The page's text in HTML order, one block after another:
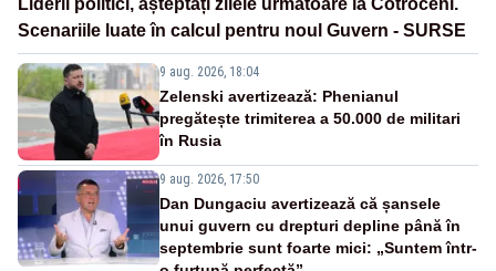
Liderii politici, așteptați zilele următoare la Cotroceni.
Scenariile luate în calcul pentru noul Guvern - SURSE
9 aug. 2026, 18:04
Zelenski avertizează: Phenianul
pregătește trimiterea a 50.000 de militari
în Rusia
9 aug. 2026, 17:50
Dan Dungaciu avertizează că șansele
unui guvern cu drepturi depline până în
septembrie sunt foarte mici: „Suntem într-